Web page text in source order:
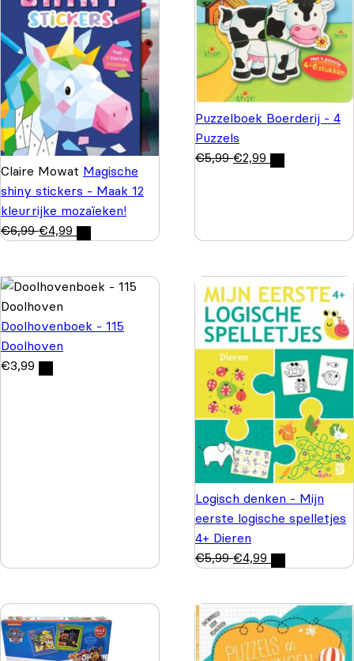
Claire Mowat Magische
shiny stickers - Maak 12
kleurrijke mozaïeken!
€6,99 €4,99
Puzzelboek Boerderij - 4
Puzzels
€5,99 €2,99
Doolhovenboek - 115
Doolhoven
€3,99
Logisch denken - Mijn
eerste logische spelletjes
4+ Dieren
€5,99 €4,99